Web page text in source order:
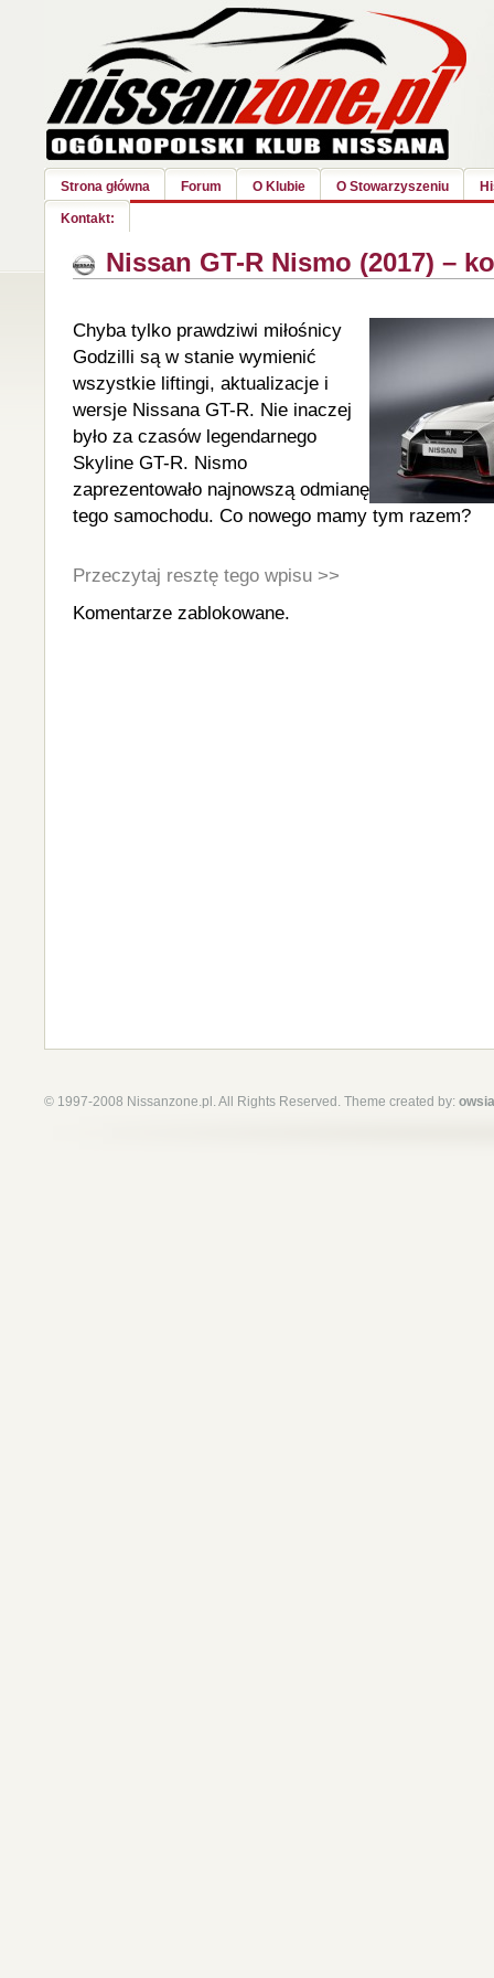
Strona główna Forum O Klubie O Stowarzyszeniu
Kontakt:
Nissan GT-R Nismo (2017) –
Chyba tylko prawdziwi miłośnicy
Godzilli są w stanie wymienić
wszystkie liftingi, aktualizacje i
wersje Nissana GT-R. Nie inaczej
było za czasów legendarnego
Skyline GT-R. Nismo
zaprezentowało najnowszą odmianę
tego samochodu. Co nowego mamy tym razem?
Przeczytaj resztę tego wpisu >>
Komentarze zablokowane.
© 1997-2008 Nissanzone.pl. All Rights Reserved. Theme created by: